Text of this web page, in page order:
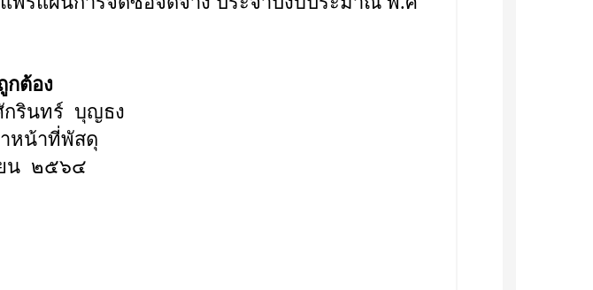
กต้อง
กรินทร์ บุญธง
หน้าที่พัสดุ
น ๒๕๖๔